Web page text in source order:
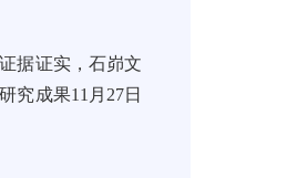
据证实，石峁文
究成果11月27日